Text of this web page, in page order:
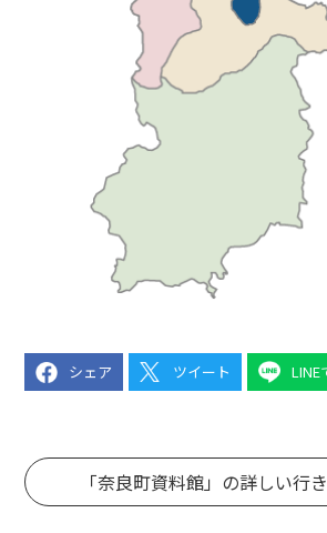
シェア ツイート LINE
「奈良町資料館」の詳しい行